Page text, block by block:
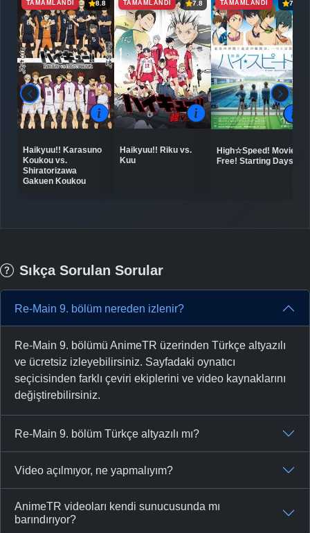
TAMAMLANDI 8.8
Haikyuu!! Karasuno
Koukou vs.
Shiratorizawa
Gakuen Koukou
TAMAMLANDI 7.8
Haikyuu!! Riku vs.
Kuu
TAMAMLANDI 7.9
High☆Speed! Movie:
Free! Starting Days
Sıkça Sorulan Sorular
Re-Main 9. bölüm nereden izlenir?
Re-Main 9. bölümü AnimeTR üzerinden Türkçe altyazılı
ve ücretsiz izleyebilirsiniz. Sayfadaki oynatıcı
seçicisinden farklı çeviri ekiplerini ve video kaynaklarını
değiştirebilirsiniz.
Re-Main 9. bölüm Türkçe altyazılı mı?
Video açılmıyor, ne yapmalıyım?
AnimeTR videoları kendi sunucusunda mı
barındırıyor?